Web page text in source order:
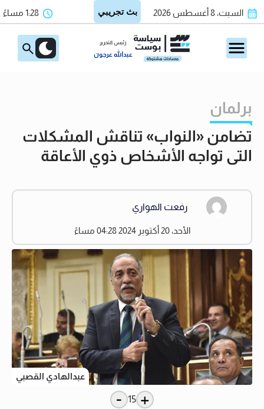
السبت، 8 أغسطس 2026 1:28 مساءً
رئيس التحرير
عبدالله عرجون
برلمان
تضامن «النواب» تناقش المشكلات
التى تواجه الأشخاص ذوي الأعاقة
رفعت الهواري
الأحد، 20 أكتوبر 2024 04:28 مساءً
عبدالهادي القصبي
+
15
-